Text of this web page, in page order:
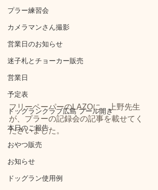
プラー練習会
カメラマンさん撮影
営業日のお知らせ
迷子札とチョーカー販売
営業日
予定表
ドッグランクラブ広島 プール開き
本日のご報告
おやつ販売
お知らせ
ドッグラン使用例
フリーペーパーのLAZOに、上野先生
が、プラーの記録会の記事を載せてく
ださいました。